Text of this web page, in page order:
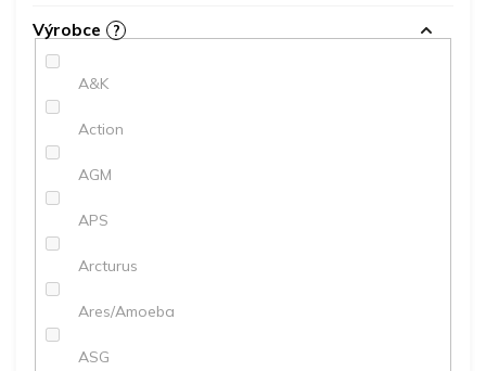
Výrobce ?
A&K
Action
AGM
APS
Arcturus
Ares/Amoeba
ASG